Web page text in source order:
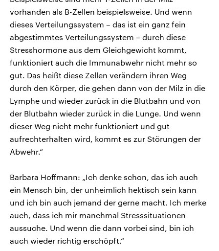
vorhanden als B-Zellen beispielsweise. Und wenn
dieses Verteilungssystem – das ist ein ganz fein
abgestimmtes Verteilungssystem – durch diese
Stresshormone aus dem Gleichgewicht kommt,
funktioniert auch die Immunabwehr nicht mehr so
gut. Das heißt diese Zellen verändern ihren Weg
durch den Körper, die gehen dann von der Milz in die
Lymphe und wieder zurück in die Blutbahn und von
der Blutbahn wieder zurück in die Lunge. Und wenn
dieser Weg nicht mehr funktioniert und gut
aufrechterhalten wird, kommt es zur Störungen der
Abwehr.“
Barbara Hoffmann: „Ich denke schon, das ich auch
ein Mensch bin, der unheimlich hektisch sein kann
und ich bin auch jemand der gerne macht. Ich merke
auch, dass ich mir manchmal Stresssituationen
aussuche. Und wenn die dann vorbei sind, bin ich
auch wieder richtig erschöpft.“